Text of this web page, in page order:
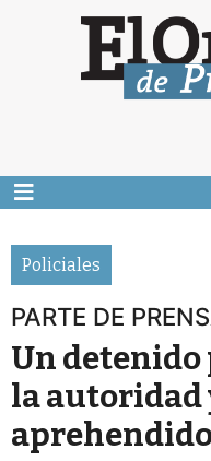
Policiales
PARTE DE
Un detenido
la autoridad